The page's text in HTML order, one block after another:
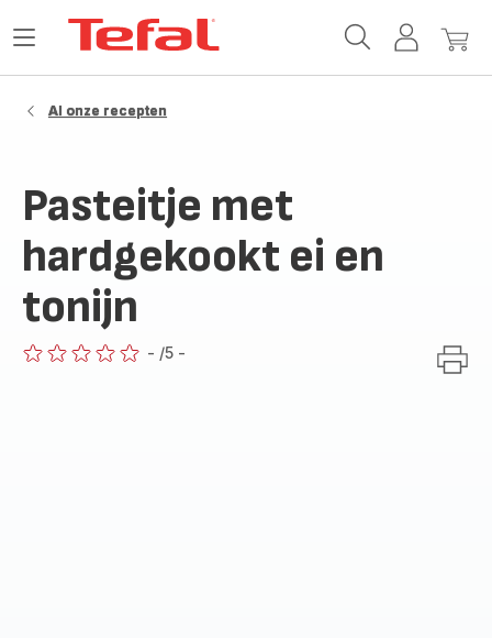
MijnMijn
Open
Al onze recepten
Pasteitje met
hardgekookt ei en
tonijn
- /5 -